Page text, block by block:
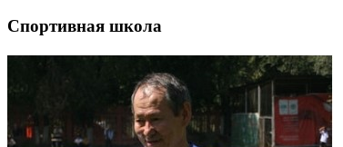
Спортивная школа